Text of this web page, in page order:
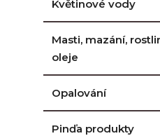
Květinové vody
Masti, mazání,
oleje
Opalování
Pinďa produkty